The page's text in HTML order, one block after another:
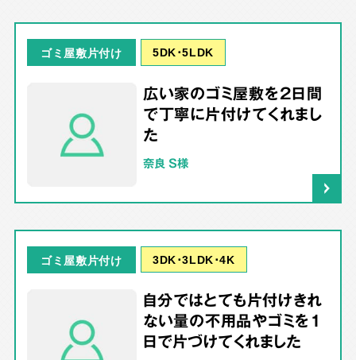
ゴミ屋敷片付け 5DK･5LDK
広い家のゴミ屋敷を2日間
で丁寧に片付けてくれまし
た
奈良 S様
ゴミ屋敷片付け 3DK･3LDK･4K
自分ではとても片付けきれ
ない量の不用品やゴミを1
日で片づけてくれました